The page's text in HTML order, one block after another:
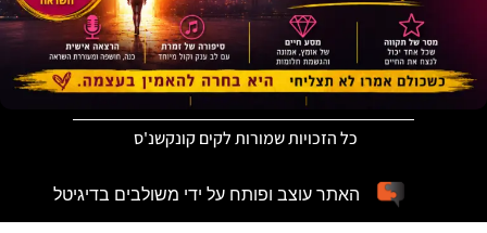
כל הזכויות שמורות לקים קונקשנ'ס
האתר עוצב ופותח על ידי משולבים בדיגיטל